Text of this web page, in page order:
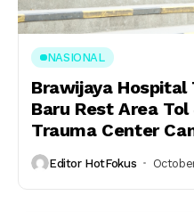
NASIONAL
Brawijaya Hospital
Baru Rest Area
Trauma Center
Editor HotFokus